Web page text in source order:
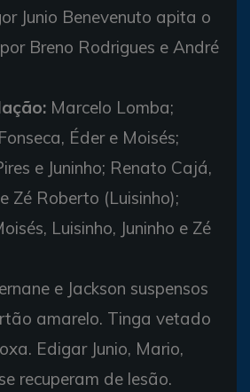
Junio Benevenuto apita o
Breno Rodrigues e André
Marcelo Lomba;
Éder e Moisés;
e Juninho; Renato Cajá,
Zé Roberto (Luisinho);
Luisinho, Juninho e Zé
e Jackson suspensos
amarelo. Tinga vetado
Edigar Junio, Mario,
recuperam de lesão.